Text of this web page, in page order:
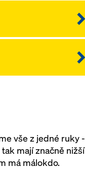
vše z jedné ruky -
mají značně nižší
má málokdo.